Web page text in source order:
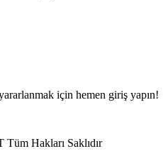
için hemen giriş yapın!
Hakları Saklıdır